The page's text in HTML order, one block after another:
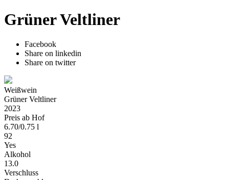
Grüner Veltliner
Facebook
Share on linkedin
Share on twitter
Weißwein
Grüner Veltliner
2023
Preis ab Hof
6.70/0.75 l
92
Yes
Alkohol
13.0
Verschluss